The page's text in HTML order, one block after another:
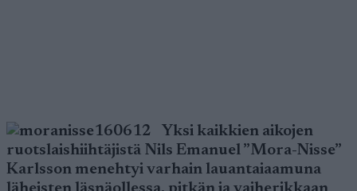
Yksi kaikkien aikojen
ruotslaishiihtäjistä Nils Emanuel ”Mora-Nisse”
Karlsson menehtyi varhain lauantaiaamuna